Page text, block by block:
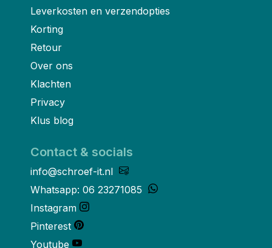
Leverkosten en verzendopties
Korting
Retour
Over ons
Klachten
Privacy
Klus blog
Contact & socials
info@schroef-it.nl
Whatsapp: 06 23271085
Instagram
Pinterest
Youtube